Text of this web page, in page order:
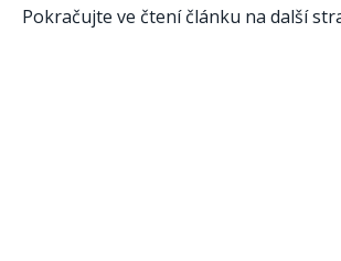
Pokračujte ve čtení článku na další